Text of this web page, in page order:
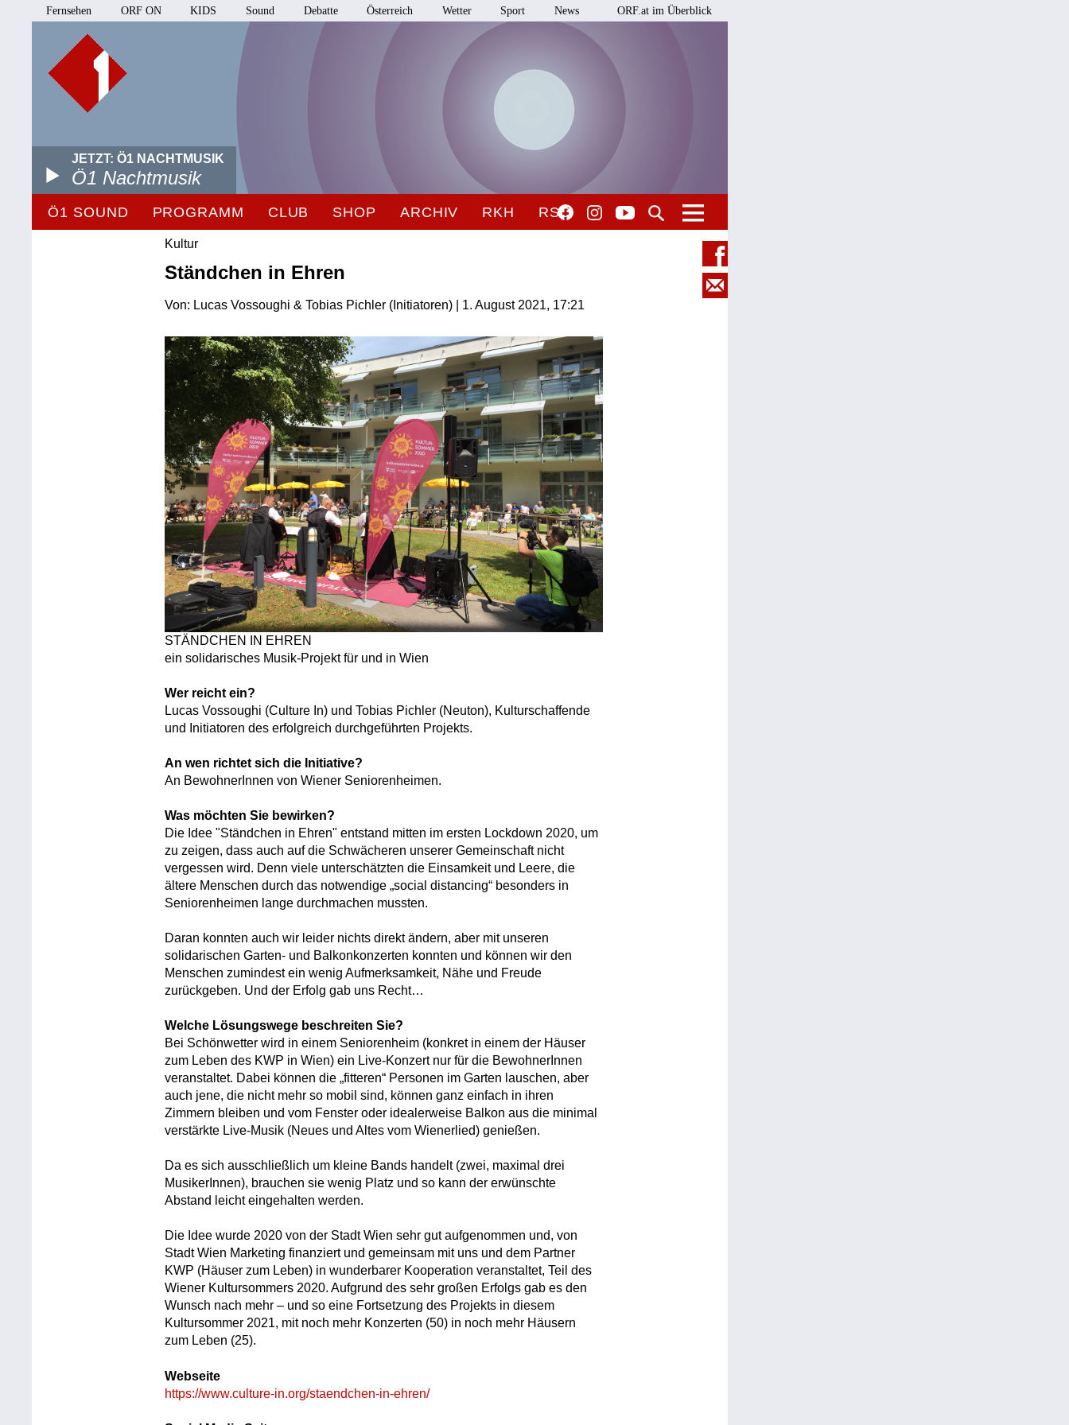
Fernsehen ORF ON KIDS Sound Debatte Österreich Wetter Sport News ORF.at im Überblick
JETZT: Ö1 NACHTMUSIK
Ö1 Nachtmusik
Ö1 SOUND PROGRAMM CLUB SHOP ARCHIV RKH RSO
Kultur
Ständchen in Ehren
Von: Lucas Vossoughi & Tobias Pichler (Initiatoren) | 1. August 2021, 17:21
STÄNDCHEN IN EHREN
ein solidarisches Musik-Projekt für und in Wien
Wer reicht ein?
Lucas Vossoughi (Culture In) und Tobias Pichler (Neuton), Kulturschaffende
und Initiatoren des erfolgreich durchgeführten Projekts.
An wen richtet sich die Initiative?
An BewohnerInnen von Wiener Seniorenheimen.
Was möchten Sie bewirken?
Die Idee "Ständchen in Ehren" entstand mitten im ersten Lockdown 2020, um
zu zeigen, dass auch auf die Schwächeren unserer Gemeinschaft nicht
vergessen wird. Denn viele unterschätzten die Einsamkeit und Leere, die
ältere Menschen durch das notwendige „social distancing“ besonders in
Seniorenheimen lange durchmachen mussten.
Daran konnten auch wir leider nichts direkt ändern, aber mit unseren
solidarischen Garten- und Balkonkonzerten konnten und können wir den
Menschen zumindest ein wenig Aufmerksamkeit, Nähe und Freude
zurückgeben. Und der Erfolg gab uns Recht…
Welche Lösungswege beschreiten Sie?
Bei Schönwetter wird in einem Seniorenheim (konkret in einem der Häuser
zum Leben des KWP in Wien) ein Live-Konzert nur für die BewohnerInnen
veranstaltet. Dabei können die „fitteren“ Personen im Garten lauschen, aber
auch jene, die nicht mehr so mobil sind, können ganz einfach in ihren
Zimmern bleiben und vom Fenster oder idealerweise Balkon aus die minimal
verstärkte Live-Musik (Neues und Altes vom Wienerlied) genießen.
Da es sich ausschließlich um kleine Bands handelt (zwei, maximal drei
MusikerInnen), brauchen sie wenig Platz und so kann der erwünschte
Abstand leicht eingehalten werden.
Die Idee wurde 2020 von der Stadt Wien sehr gut aufgenommen und, von
Stadt Wien Marketing finanziert und gemeinsam mit uns und dem Partner
KWP (Häuser zum Leben) in wunderbarer Kooperation veranstaltet, Teil des
Wiener Kultursommers 2020. Aufgrund des sehr großen Erfolgs gab es den
Wunsch nach mehr – und so eine Fortsetzung des Projekts in diesem
Kultursommer 2021, mit noch mehr Konzerten (50) in noch mehr Häusern
zum Leben (25).
Webseite
https://www.culture-in.org/staendchen-in-ehren/